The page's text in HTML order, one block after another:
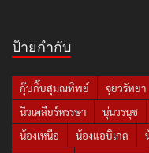
ป้ายกำกับ
กุ๊บกิ๊บสุมณทิพย์ จุ๋ยวรัทยา
นิวเคลียร์หรรษา
นุ่นวรนุช
น้องเหนือ
น้องแอบิเกล